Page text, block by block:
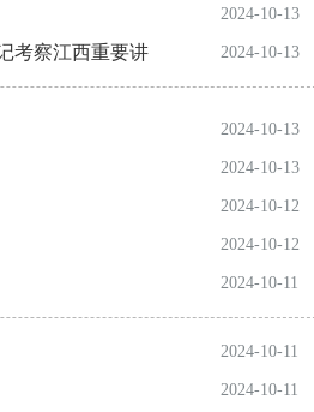
2024-10-13
考察江西重要讲
2024-10-13
2024-10-13
2024-10-13
2024-10-12
2024-10-12
2024-10-11
2024-10-11
2024-10-11